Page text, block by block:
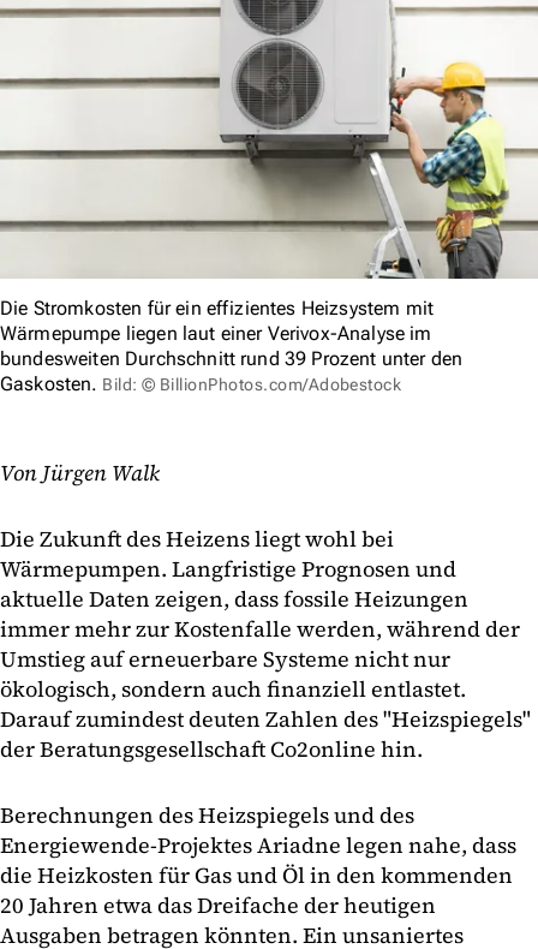
Die Stromkosten für ein effizientes Heizsystem mit
Wärmepumpe liegen laut einer Verivox-Analyse im
bundesweiten Durchschnitt rund 39 Prozent unter den
Gaskosten. Bild: © BillionPhotos.com/Adobestock
Von Jürgen Walk
Die Zukunft des Heizens liegt wohl bei
Wärmepumpen. Langfristige Prognosen und
aktuelle Daten zeigen, dass fossile Heizungen
immer mehr zur Kostenfalle werden, während der
Umstieg auf erneuerbare Systeme nicht nur
ökologisch, sondern auch finanziell entlastet.
Darauf zumindest deuten Zahlen des "Heizspiegels"
der Beratungsgesellschaft Co2online hin.
Berechnungen des Heizspiegels und des
Energiewende-Projektes Ariadne legen nahe, dass
die Heizkosten für Gas und Öl in den kommenden
20 Jahren etwa das Dreifache der heutigen
Ausgaben betragen könnten. Ein unsaniertes